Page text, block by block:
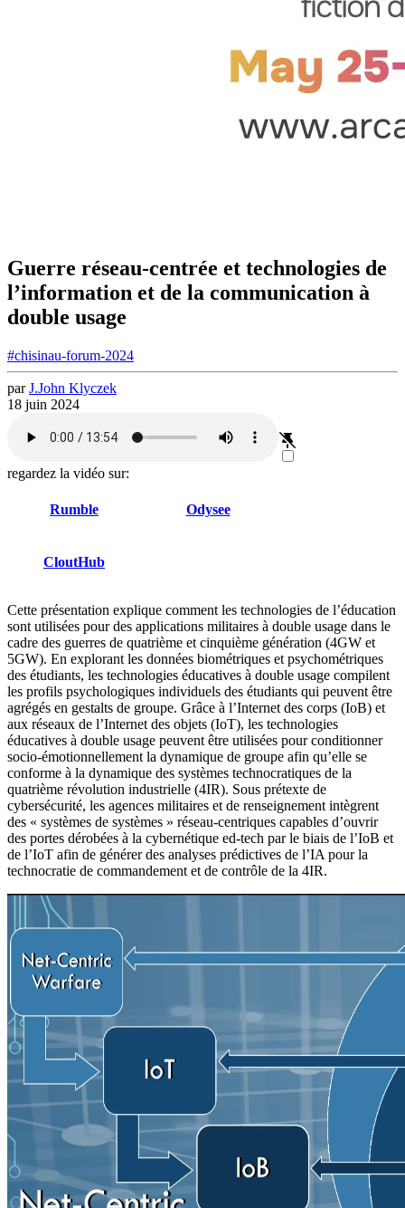
Guerre réseau-centrée et technologies de
l’information et de la communication à
double usage
#chisinau-forum-2024
parJ.John Klyczek
18 juin 2024
regardez la vidéo sur:
Rumble Odysee
CloutHub
Cette présentation explique comment les technologies de l’éducation
sont utilisées pour des applications militaires à double usage dans le
cadre des guerres de quatrième et cinquième génération (4GW et
5GW). En explorant les données biométriques et psychométriques
des étudiants, les technologies éducatives à double usage compilent
les profils psychologiques individuels des étudiants qui peuvent être
agrégés en gestalts de groupe. Grâce à l’Internet des corps (IoB) et
aux réseaux de l’Internet des objets (IoT), les technologies
éducatives à double usage peuvent être utilisées pour conditionner
socio-émotionnellement la dynamique de groupe afin qu’elle se
conforme à la dynamique des systèmes technocratiques de la
quatrième révolution industrielle (4IR). Sous prétexte de
cybersécurité, les agences militaires et de renseignement intègrent
des « systèmes de systèmes » réseau-centriques capables d’ouvrir
des portes dérobées à la cybernétique ed-tech par le biais de l’IoB et
de l’IoT afin de générer des analyses prédictives de l’IA pour la
technocratie de commandement et de contrôle de la 4IR.